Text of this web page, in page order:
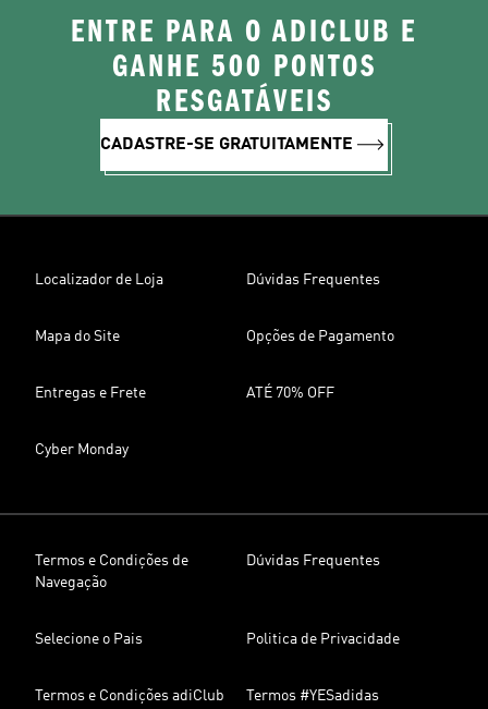
ENTRE PARA O ADICLUB E
GANHE 500 PONTOS
RESGATÁVEIS
CADASTRE-SE GRATUITAMENTE
Localizador de Loja Dúvidas Frequentes
Mapa do Site Opções de Pagamento
Entregas e Frete ATÉ 70% OFF
Cyber Monday
Termos e Condições de
Navegação
Dúvidas Frequentes
Selecione o Pais Politica de Privacidade
Termos e Condições adiClub Termos #YESadidas